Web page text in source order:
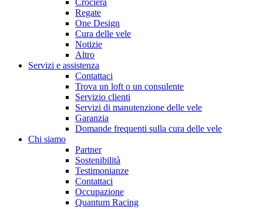
Crociera
Regate
One Design
Cura delle vele
Notizie
Altro
Servizi e assistenza
Contattaci
Trova un loft o un consulente
Servizio clienti
Servizi di manutenzione delle vele
Garanzia
Domande frequenti sulla cura delle vele
Chi siamo
Partner
Sostenibilità
Testimonianze
Contattaci
Occupazione
Quantum Racing